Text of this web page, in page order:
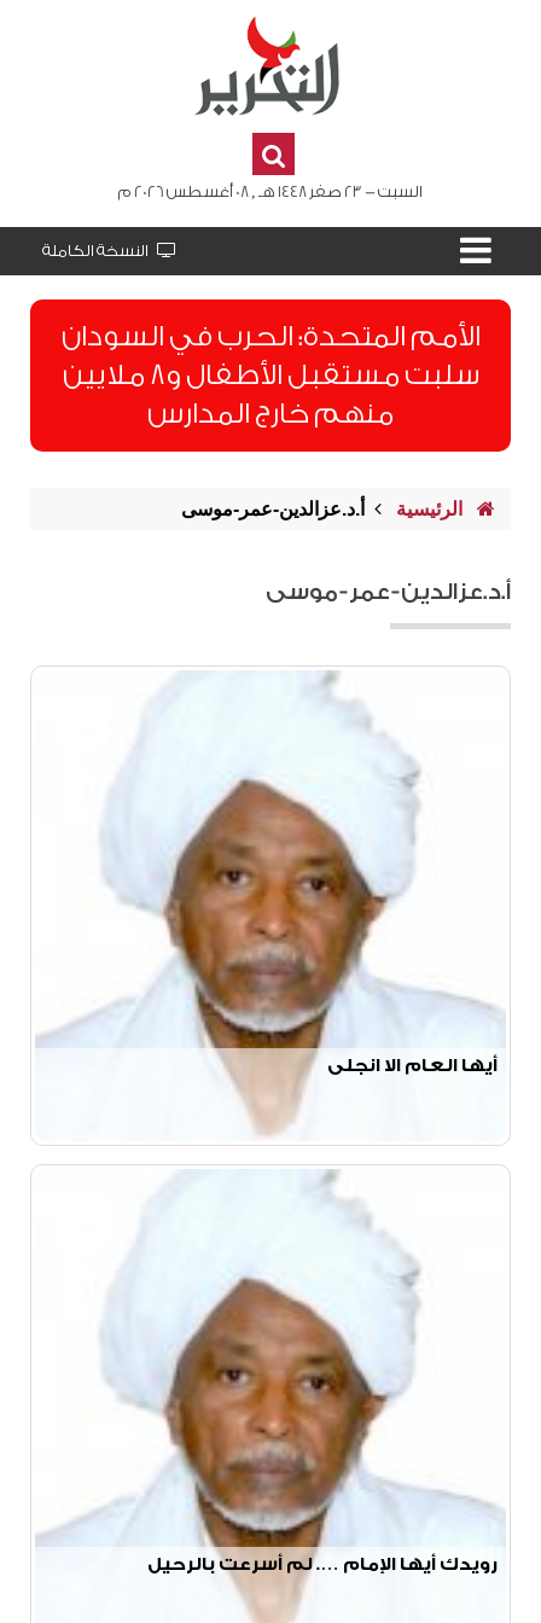
السبت - 23 صفر 1448 هـ , 08 أغسطس 2026 م
النسخة الكاملة
الأمم المتحدة: الحرب في السودان
سلبت مستقبل الأطفال و8 ملايين
منهم خارج المدارس
الرئيسية أ.د.عزالدين-عمر-موسى
أ.د.عزالدين-عمر-موسى
أيها العام الا انجلى
رويدك أيها الإمام …. لم أسرعت بالرحيل